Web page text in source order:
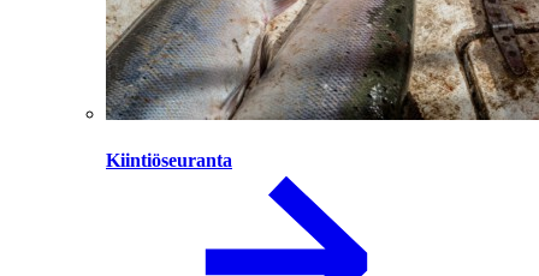
Kiintiöseuranta